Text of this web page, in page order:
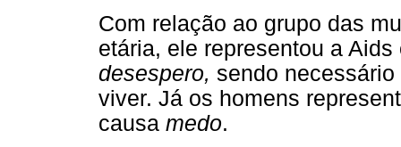
Com relação ao grupo das
etária, ele representou a
desespero, sendo
viver. Já os homens
causa medo.